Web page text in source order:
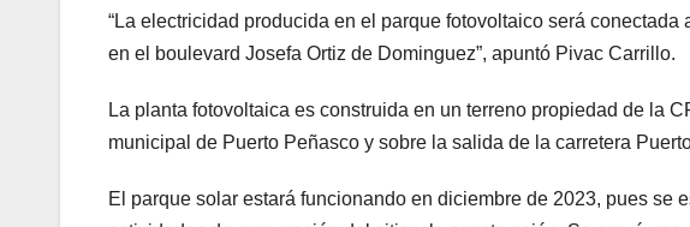
“La electricidad producida en el parque fotovoltaico será
en el boulevard Josefa Ortiz de Dominguez”, apuntó Pivac Carrillo.
La planta fotovoltaica es construida en un terreno propiedad de la
municipal de Puerto Peñasco y sobre la salida de la carretera
El parque solar estará funcionando en diciembre de 2023, pues se